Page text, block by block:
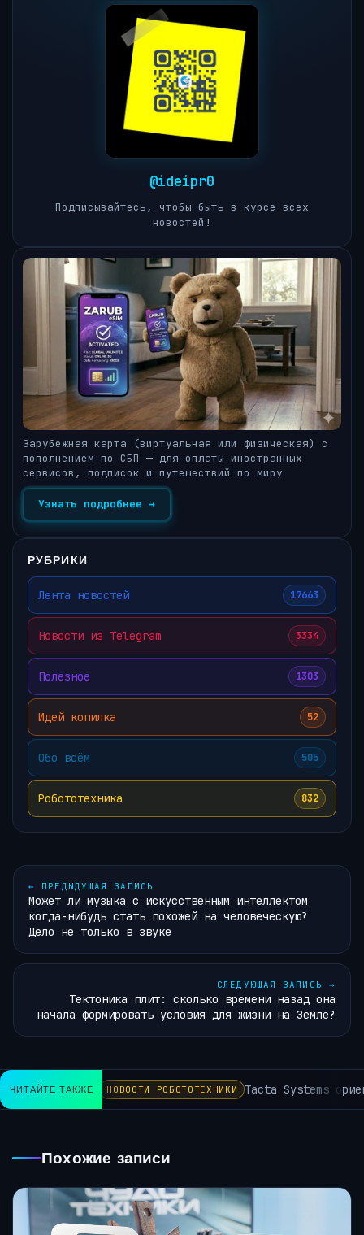
@ideipr0
Подписывайтесь, чтобы быть в курсе всех
новостей!
Зарубежная карта (виртуальная или физическая) с
пополнением по СБП — для оплаты иностранных
сервисов, подписок и путешествий по миру
Узнать подробнее →
РУБРИКИ
Лента новостей 17663
Новости из Telegram 3334
Полезное 1303
Идей копилка 52
Обо всём 505
Робототехника 832
← ПРЕДЫДУЩАЯ ЗАПИСЬ
Может ли музыка с искусственным интеллектом
когда-нибудь стать похожей на человеческую?
Дело не только в звуке
СЛЕДУЮЩАЯ ЗАПИСЬ →
Тектоника плит: сколько времени назад она
начала формировать условия для жизни на Земле?
ЧИТАЙТЕ ТАКЖЕ НОВОСТИ РОБОТОТЕХНИКИ Tacta Systems
Похожие записи